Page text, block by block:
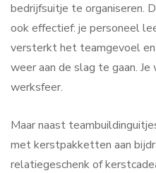
bedrijfsuitje te organiseren.
ook effectief: je personeel
versterkt het teamgevoel
weer aan de slag te gaan.
werksfeer.
Maar naast
met kerstpakketten aan
relatiegeschenk of